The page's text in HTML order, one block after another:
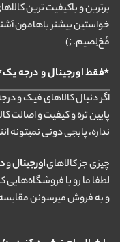
برترین و باکیفیت ترین
خواستین بیشتر باهامون
مُخ‌لِصیم. ;)
*فقط اورجینال و درجه
پایین تره و کیفیت و اصالت
نداره، پابجی دونی نمیتونه
چیزی جز کالاهایاورجینالو
لطفا ما رو با فروشگاه‌هایی
و به فروش میرسونن